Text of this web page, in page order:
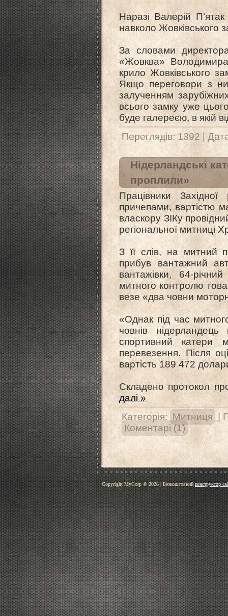
Наразі Валерій
навколо Жовківського
За словами директора
«Жовква»
крило Жовківського
Якщо переговори з
залученням
всього замку уже
буде галереєю, в якій
Переглядів: 1392 |
Нідерландські
проплили»
Працівники
причепами, вартістю
власкору ЗІКу
регіональної митниці
З її слів, на митний
прибув вантажний
вантажівки, 64-
митного контролю
везе «два човни
«Однак під час
човнів
спортивний катери
перевезення. Після
вартість 189 472
Складено протокол
далі »
Категорія: Митниця |
Коментарі (1)
Copyright MyCorp © 2026|Безкоштовний конструктор